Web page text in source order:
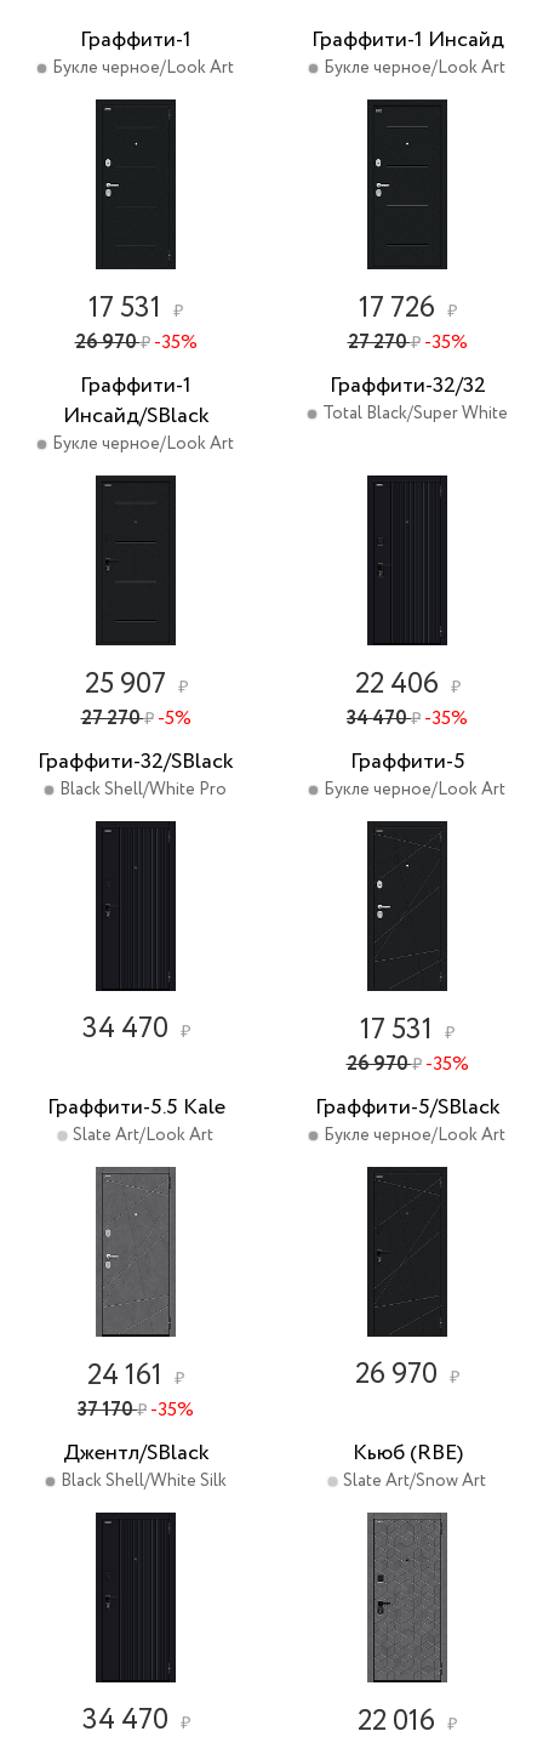
Граффити-1
Букле черное/Look Art
17 531 ₽
26 970₽ -35%
Граффити-1 Инсайд
Букле черное/Look Art
17 726 ₽
27 270₽ -35%
Граффити-1
Инсайд/SBlack
Букле черное/Look Art
25 907 ₽
27 270₽ -5%
Граффити-32/32
Total Black/Super White
22 406 ₽
34 470₽ -35%
Граффити-32/SBlack
Black Shell/White Pro
34 470 ₽
Граффити-5
Букле черное/Look Art
17 531 ₽
26 970₽ -35%
Граффити-5.5 Kale
Slate Art/Look Art
24 161 ₽
37 170₽ -35%
Граффити-5/SBlack
Букле черное/Look Art
26 970 ₽
Джентл/SBlack
Black Shell/White Silk
34 470 ₽
Кьюб (RBE)
Slate Art/Snow Art
22 016 ₽